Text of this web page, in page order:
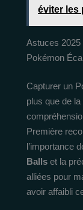
éviter les
Astuces 2025
Pokémon
Capturer un
plus que de
Première
l’importance
Balls et la
alliées pour
avoir affaibli